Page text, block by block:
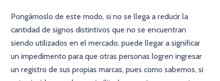
Pongámoslo de este modo, si no se llega a reducir la
cantidad de signos distintivos que no se encuentran
siendo utilizados en el mercado, puede llegar a significar
un impedimento para que otras personas logren ingresar
un registro de sus propias marcas, pues como sabemos, si